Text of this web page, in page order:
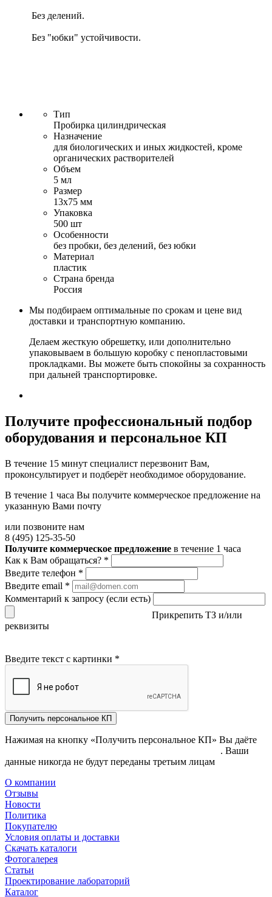
Без делений.
Без "юбки" устойчивости.
Тип
Пробирка цилиндрическая
Назначение
для биологических и иных жидкостей, кроме
органических растворителей
Объем
5 мл
Размер
13х75 мм
Упаковка
500 шт
Особенности
без пробки, без делений, без юбки
Материал
пластик
Страна бренда
Россия
Мы подбираем оптимальные по срокам и цене вид
доставки и транспортную компанию.
Делаем жесткую обрешетку, или дополнительно
упаковываем в большую коробку с пенопластовыми
прокладками. Вы можете быть спокойны за сохранность
при дальней транспортировке.
Получите профессиональный подбор
оборудования и персональное КП
В течение 15 минут специалист перезвонит Вам,
проконсультирует и подберёт необходимое оборудование.
В течение 1 часа Вы получите коммерческое предложение на
указанную Вами почту
или позвоните нам
8 (495) 125-35-50
Получите коммерческое предложение в течение 1 часа
Как к Вам обращаться? *
Введите телефон *
Введите email *
Комментарий к запросу (если есть)
Прикрепить ТЗ и/или
реквизиты
Введите текст с картинки *
Получить персональное КП
Нажимая на кнопку «Получить персональное КП» Вы даёте
. Ваши
данные никогда не будут переданы третьим лицам
О компании
Отзывы
Новости
Политика
Покупателю
Условия оплаты и доставки
Скачать каталоги
Фотогалерея
Статьи
Проектирование лабораторий
Каталог